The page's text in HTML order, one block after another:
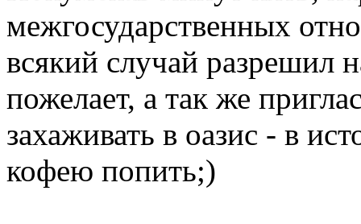
межгосударственных
всякий случай разрешил
пожелает, а так же
захаживать в оазис - в
кофею попить;)